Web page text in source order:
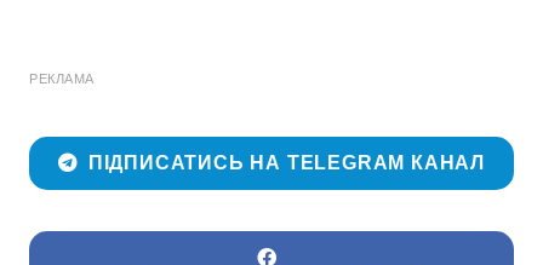
РЕКЛАМА
ПІДПИСАТИСЬ НА TELEGRAM КАНАЛ